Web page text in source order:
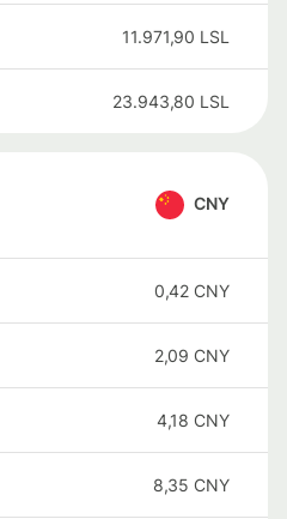
11.971,90 LSL
23.943,80 LSL
CNY
0,42 CNY
2,09 CNY
4,18 CNY
8,35 CNY